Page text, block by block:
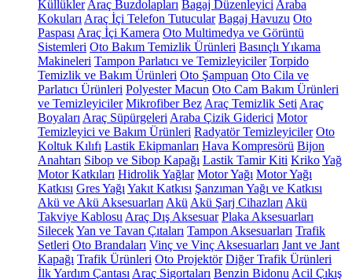
Küllükler Araç Buzdolapları Bagaj Düzenleyici Araba
Kokuları Araç İçi Telefon Tutucular Bagaj Havuzu Oto
Paspası Araç İçi Kamera Oto Multimedya ve Görüntü
Sistemleri Oto Bakım Temizlik Ürünleri Basınçlı Yıkama
Makineleri Tampon Parlatıcı ve Temizleyiciler Torpido
Temizlik ve Bakım Ürünleri Oto Şampuan Oto Cila ve
Parlatıcı Ürünleri Polyester Macun Oto Cam Bakım Ürünleri
ve Temizleyiciler Mikrofiber Bez Araç Temizlik Seti Araç
Boyaları Araç Süpürgeleri Araba Çizik Giderici Motor
Temizleyici ve Bakım Ürünleri Radyatör Temizleyiciler Oto
Koltuk Kılıfı Lastik Ekipmanları Hava Kompresörü Bijon
Anahtarı Sibop ve Sibop Kapağı Lastik Tamir Kiti KrikoYağ
Motor Katkıları Hidrolik Yağlar Motor Yağı Motor Yağı
Katkısı Gres Yağı Yakıt Katkısı Şanzıman Yağı ve Katkısı
Akü ve Akü Aksesuarları Akü Akü Şarj Cihazları Akü
Takviye Kablosu Araç Dış Aksesuar Plaka Aksesuarları
SilecekYan ve Tavan Çıtaları Tampon Aksesuarları Trafik
Setleri Oto Brandaları Vinç ve Vinç Aksesuarları Jant ve Jant
Kapağı Trafik Ürünleri Oto Projektör Diğer Trafik Ürünleri
İlk Yardım Çantası Araç Sigortaları Benzin Bidonu Acil Çıkış